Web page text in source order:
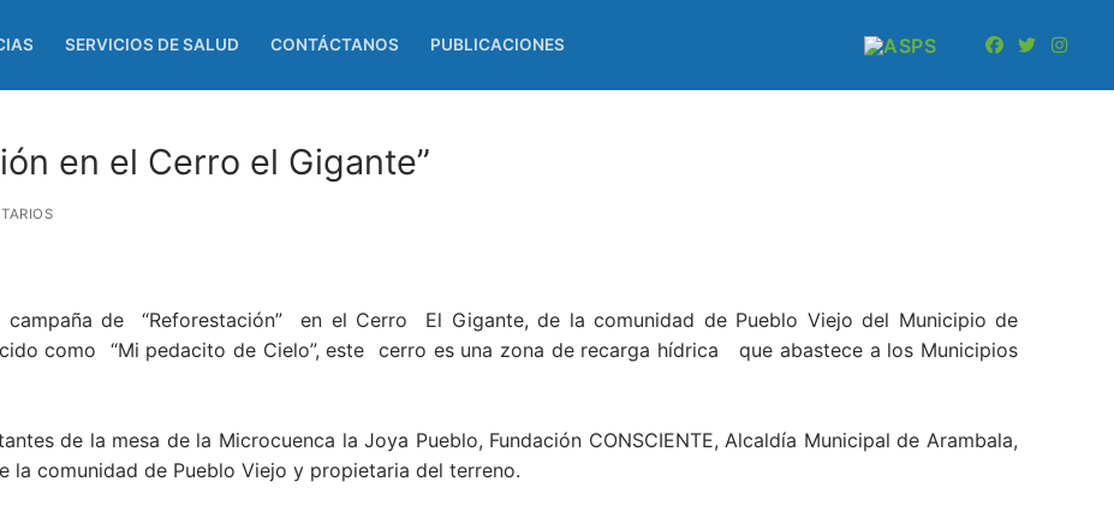
SERVICIOS DE SALUD CONTÁCTANOS PUBLICACIONES
en el Cerro el Gigante”
de “Reforestación” en el Cerro El Gigante, de la comunidad de Pueblo Viejo del Municipio de
como “Mi pedacito de Cielo”, este cerro es una zona de recarga hídrica que abastece a los Municipios
de la mesa de la Microcuenca la Joya Pueblo, Fundación CONSCIENTE, Alcaldía Municipal de Arambala,
la comunidad de Pueblo Viejo y propietaria del terreno.